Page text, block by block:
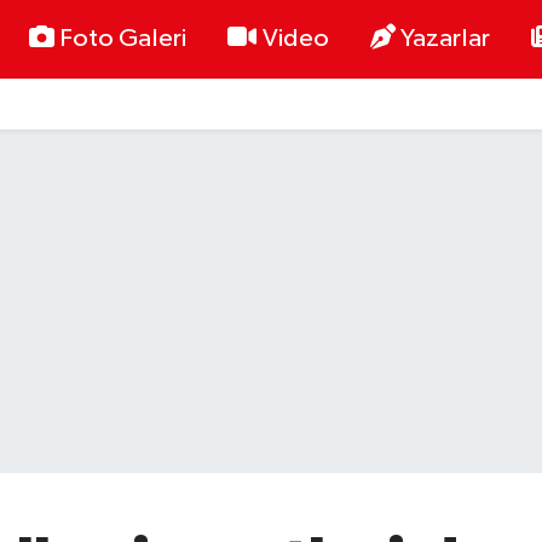
Foto Galeri Video Yazarlar